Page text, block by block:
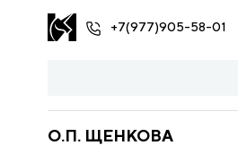
+7(977)905-58-01
О.П. ЩЕНКОВА